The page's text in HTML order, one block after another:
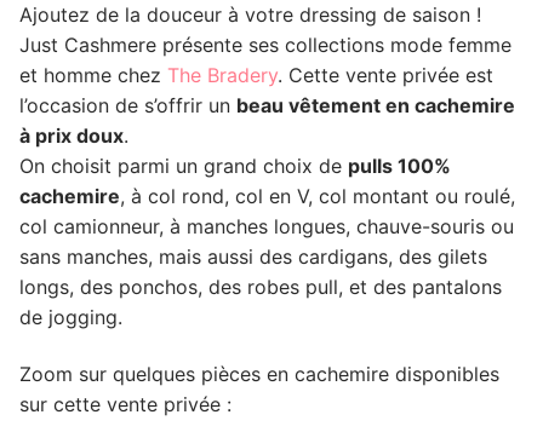
Ajoutez de la douceur à votre dressing de saison !
Just Cashmere présente ses collections mode femme
et homme chez The Bradery. Cette vente privée est
l’occasion de s’offrir un beau vêtement en cachemire
à prix doux.
On choisit parmi un grand choix de pulls 100%
cachemire, à col rond, col en V, col montant ou roulé,
col camionneur, à manches longues, chauve-souris ou
sans manches, mais aussi des cardigans, des gilets
longs, des ponchos, des robes pull, et des pantalons
de jogging.
Zoom sur quelques pièces en cachemire disponibles
sur cette vente privée :